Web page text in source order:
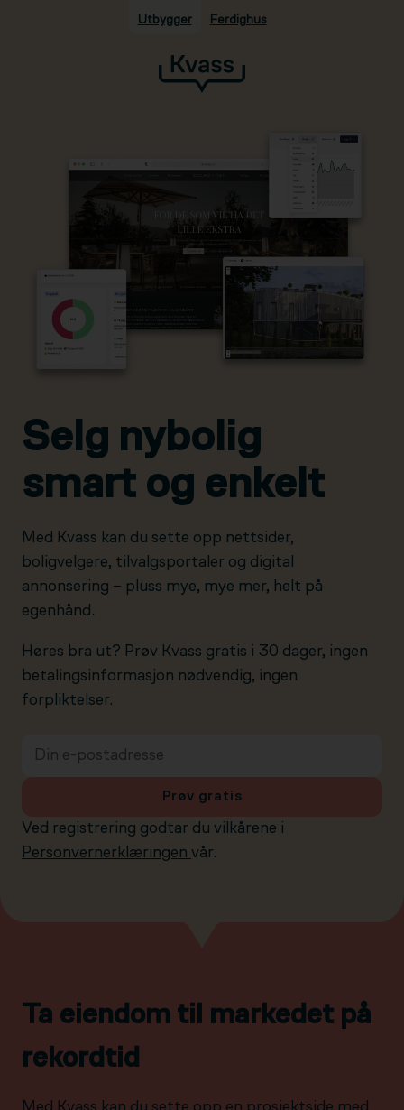
Hopp til hovedinnhold
Utbygger Ferdighus
Selg nybolig
smart og enkelt
Med Kvass kan du sette opp nettsider,
boligvelgere, tilvalgsportaler og digital
annonsering – pluss mye, mye mer, helt på
egenhånd.
Høres bra ut? Prøv Kvass gratis i 30 dager, ingen
betalingsinformasjon nødvendig, ingen
forpliktelser.
Ved registrering godtar du vilkårene i
Personvernerklæringen vår.
Prøv gratis
Ta eiendom til markedet på
rekordtid